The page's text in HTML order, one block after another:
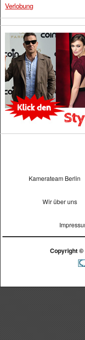
Verlobung
Kamerateam Berlin
Wir über uns
Copyright ©